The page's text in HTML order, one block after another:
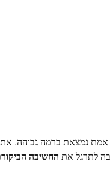
אמת נמצאת ברמה גבוהה.
לתרגל את החשיבה